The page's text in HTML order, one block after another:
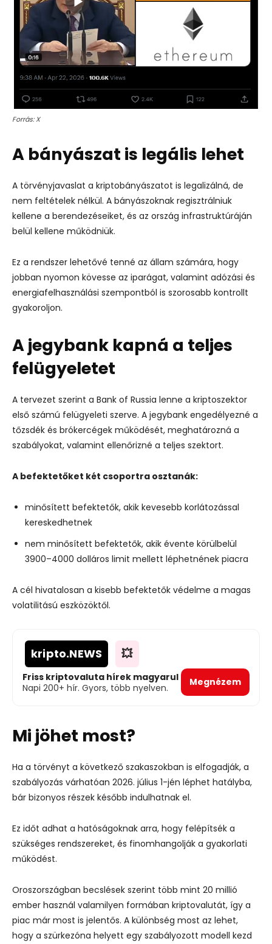
Forrás: X
A bányászat is legális lehet
A törvényjavaslat a kriptobányászatot is legalizálná, de
nem feltételek nélkül. A bányászoknak regisztrálniuk
kellene a berendezéseiket, és az ország infrastruktúráján
belül kellene működniük.
Ez a rendszer lehetővé tenné az állam számára, hogy
jobban nyomon kövesse az iparágat, valamint adózási és
energiafelhasználási szempontból is szorosabb kontrollt
gyakoroljon.
A jegybank kapná a teljes
felügyeletet
A tervezet szerint a Bank of Russia lenne a kriptoszektor
első számú felügyeleti szerve. A jegybank engedélyezné a
tőzsdék és brókercégek működését, meghatározná a
szabályokat, valamint ellenőrizné a teljes szektort.
A befektetőket két csoportra osztanák:
minősített befektetők, akik kevesebb korlátozással
kereskedhetnek
nem minősített befektetők, akik évente körülbelül
3900–4000 dolláros limit mellett léphetnének piacra
A cél hivatalosan a kisebb befektetők védelme a magas
volatilitású eszközöktől.
kripto.NEWS 💥
Friss kriptovaluta hírek magyarul
Napi 200+ hír. Gyors, több nyelven.
Megnézem
Mi jöhet most?
Ha a törvényt a következő szakaszokban is elfogadják, a
szabályozás várhatóan 2026. július 1-jén léphet hatályba,
bár bizonyos részek később indulhatnak el.
Ez időt adhat a hatóságoknak arra, hogy felépítsék a
szükséges rendszereket, és finomhangolják a gyakorlati
működést.
Oroszországban becslések szerint több mint 20 millió
ember használ valamilyen formában kriptovalutát, így a
piac már most is jelentős. A különbség most az lehet,
hogy a szürkezóna helyett egy szabályozott modell kezd